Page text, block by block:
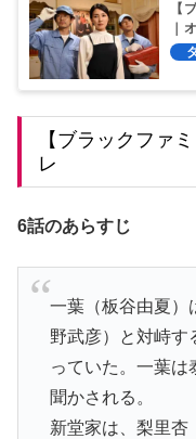
【
｜
【ブラックファ
レ
6話のあらすじ
一葉（板谷由夏）
野武彦）と対峙す
っていた。一葉は
聞かされる。
新堂家は、梨里杏